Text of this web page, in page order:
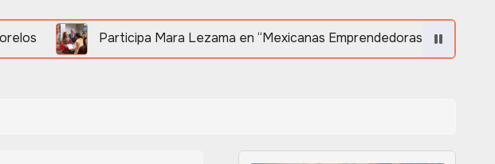
Participa Mara Lezama en “Mexicanas Emprendedoras 2026” en Orlando en